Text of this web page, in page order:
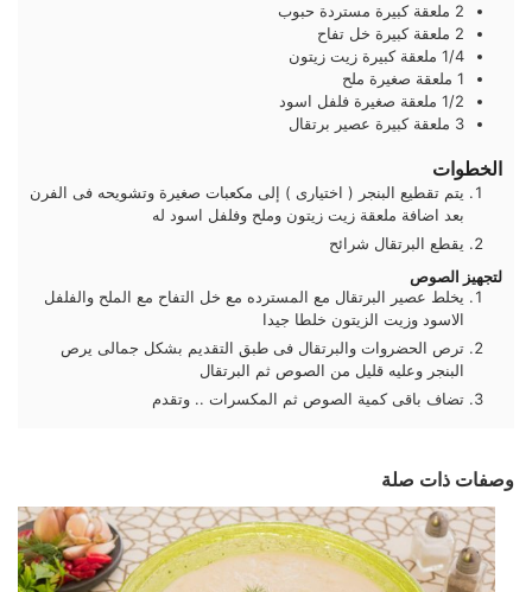
2 ملعقة كبيرة مستردة حبوب
2 ملعقة كبيرة خل تفاح
1/4 ملعقة كبيرة زيت زيتون
1 ملعقة صغيرة ملح
1/2 ملعقة صغيرة فلفل اسود
3 ملعقة كبيرة عصير برتقال
الخطوات
يتم تقطيع البنجر ( اختيارى ) إلى مكعبات صغيرة وتشويحه فى الفرن
بعد اضافة ملعقة زيت زيتون وملح وفلفل اسود له
يقطع البرتقال شرائح
لتجهيز الصوص
يخلط عصير البرتقال مع المسترده مع خل التفاح مع الملح والفلفل
الاسود وزيت الزيتون خلطا جيدا
ترص الحضروات والبرتقال فى طبق التقديم بشكل جمالى يرص
البنجر وعليه قليل من الصوص ثم البرتقال
تضاف باقى كمية الصوص ثم المكسرات .. وتقدم
وصفات ذات صلة